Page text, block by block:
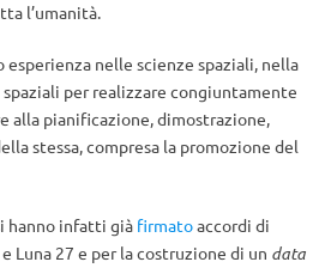
l’umanità.
nelle scienze spaziali, nella
per realizzare congiuntamente
alla pianificazione, dimostrazione,
stessa, compresa la promozione del
hanno infatti già firmatoaccordi di
Luna 27 e per la costruzione di un data